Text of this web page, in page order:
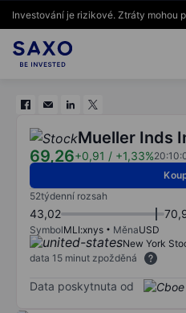
Investování je rizikové. Ztráty mohou
Mueller Inds
69,26+0,91 / +1,33%
52týdenní rozsah
43,02
SymbolMLI:xnys MěnaUSD
New York
data 15 minut zpožděná
Data poskytnuta od